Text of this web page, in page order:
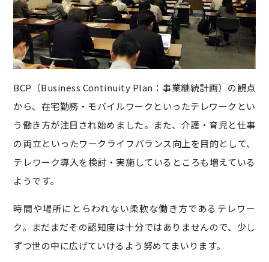
BCP（Business Continuity Plan：事業継続計画）の観点
から、在宅勤務・モバイルワークといったテレワークとい
う働き方が注目され始めました。また、介護・育児と仕事
の両立といったワークライフバランス向上を目的として、
テレワーク導入を検討・実施しているところも増えている
ようです。
時間や場所にとらわれない柔軟な働き方であるテレワー
ク。まだまだその認知度は十分ではありませんので、少し
ずつ世の中に広げていけるよう努めてまいります。